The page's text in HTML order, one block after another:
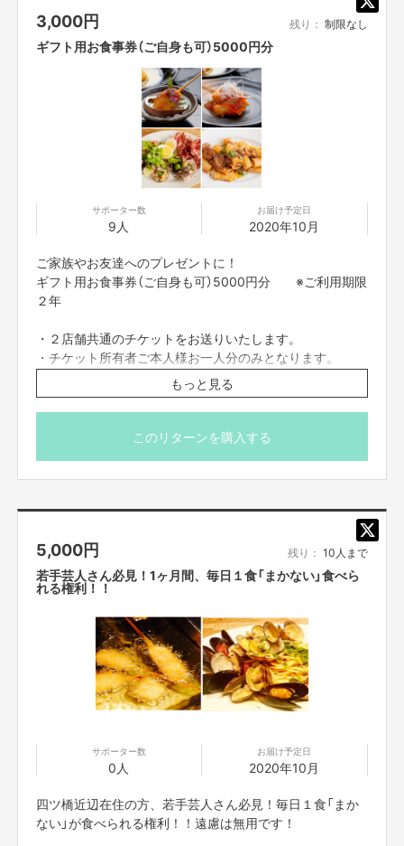
●サブスクツール「Favy」 の利用を検討中
http://favy.info/subscription/about_service
https://subscription-mag.com/news/favy-subscriptiron/
それぞれのメリット
お客様
●例えば「月定額1000円」で、全ての加盟店舗で利用可能。
できるといった企画を検討中です。例えば、月額1000円で最大約15000円
前後相当のサービスを受けられる！
※お会計500円OFFの特典利用で一日1店舗利用し、30日間続けた場合）
●いろんなお店を知り、繋がれる。
参加店舗様
●（キチンと利用規約を作り、同意の上）集まった会費は一旦代表口座へ集約
し、完全均等分配。
●いろんなお店が繋がることで、お客様や様々な情報を共有することができ
●参加店舗が増えるほど会費が集まり知名度と埋席率が上がり、経営の好循
●完全均等分配だから、仮にお客様が来られなくても分配収益は受け取れ
。
●新規集客＋追加注文＋リピーターさん獲得のチャンス！追加注文が一人
2000円なら×20人で「40000円の売り上げ」が立ちます。お連れ様がいらっ
例）加盟店30店舗 会員数6000人×月額1000円＝600万円
÷30店舗＝１店舗あたり20万円を毎月継続的に 受け取れ
10%はサブスクツール使用料として必要になる予定です。）
※提供サービス原価は各店舗毎に当然かかります。
➕
3,000円 残り： 制限なし
ギフト用お食事券（ご自身も可）5000円分
サポーター数
9人
お届け予定日
2020年10月
ご家族やお友達へのプレゼントに！
ギフト用お食事券（ご自身も可）5000円分 ※ご利用期限
２年
・２店舗共通のチケットをお送りいたします。
・チケット所有者ご本人様お一人分のみとなります。
・他のサービスとの併用は不可となります。
店舗情報
●創作串料理「Dining Juicys104」（ダイニング ジューシ
定休
18:00-21:00
giorno.com/fcblog/2020/05/14/456/
もっと見る
このリターンを購入する
5,000円 残り： 10人まで
若手芸人さん必見！1ヶ月間、毎日１食「まかない」食べら
れる権利！！
サポーター数
0人
お届け予定日
2020年10月
四ツ橋近辺在住の方、若手芸人さん必見！毎日１食「まか
ない」が食べられる権利！！遠慮は無用です！